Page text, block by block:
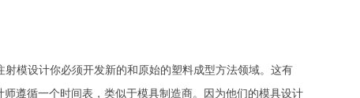
模设计你必须开发新的和原始的塑料成型方法领域。这有
遵循一个时间表，类似于模具制造商。因为他们的模具设计